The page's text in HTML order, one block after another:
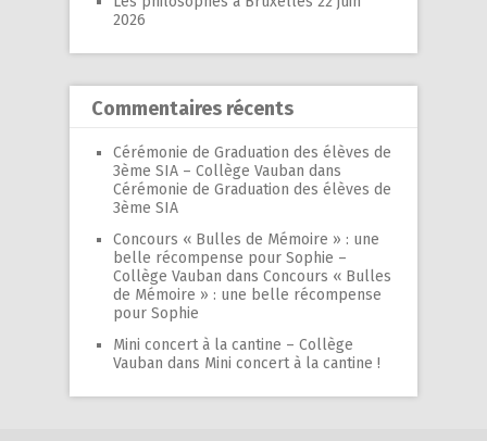
2026
Commentaires récents
Cérémonie de Graduation des élèves de
3ème SIA – Collège Vauban dans
Cérémonie de Graduation des élèves de
3ème SIA
Concours « Bulles de Mémoire » : une
belle récompense pour Sophie –
Collège Vauban dans Concours « Bulles
de Mémoire » : une belle récompense
pour Sophie
Mini concert à la cantine – Collège
Vauban dans Mini concert à la cantine !